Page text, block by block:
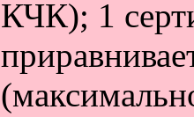
КЧК); 1